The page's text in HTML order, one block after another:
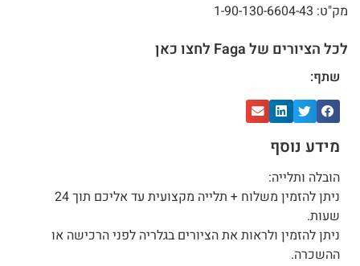
מק"ט: 1-90-130-6604-43
לכל הציורים של Faga לחצו כאן
שתף:
מידע נוסף
הובלה ותלייה:
ניתן להזמין משלוח + תלייה מקצועית עד אליכם תוך 24
שעות.
ניתן להזמין ולראות את הציורים בגלריה לפני הרכישה או
ההשכרה.